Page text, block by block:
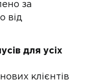
за
від
для усіх
клієнтів